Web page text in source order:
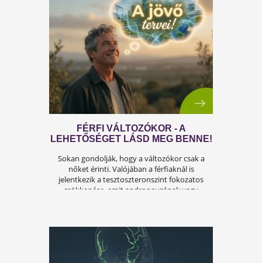
MEGOLDÁSAI
A férfiasság, vagy más néven a szexuális
teljesítmény, sok férfi számára központi
az életben. Nem csupán a testi egészséget,
hanem az önbecsülést is befolyásolja.